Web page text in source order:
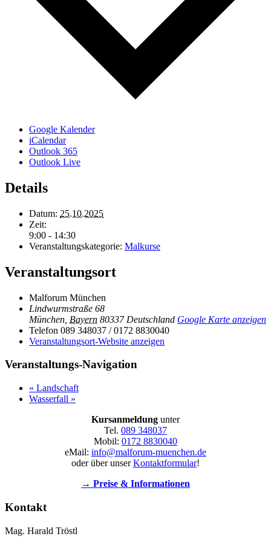
Google Kalender
iCalendar
Outlook 365
Outlook Live
Details
Datum: 25.10.2025
Zeit:
9:00 - 14:30
Veranstaltungskategorie: Malkurse
Veranstaltungsort
Malforum München
Lindwurmstraße 68
München Bayern 80337 Deutschland Google Karte anzeigen
Telefon 089 348037 / 0172 8830040
Veranstaltungsort-Website anzeigen
Veranstaltungs-Navigation
« Landschaft
Wasserfall »
Kursanmeldung unter
Tel. 089 348037
Mobil: 0172 8830040
eMail: info@malforum-muenchen.de
oder über unserKontaktformular!
→ Preise & Informationen
Kontakt
Mag. Harald Tröstl